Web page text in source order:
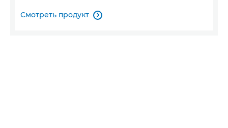
Смотреть продукт 